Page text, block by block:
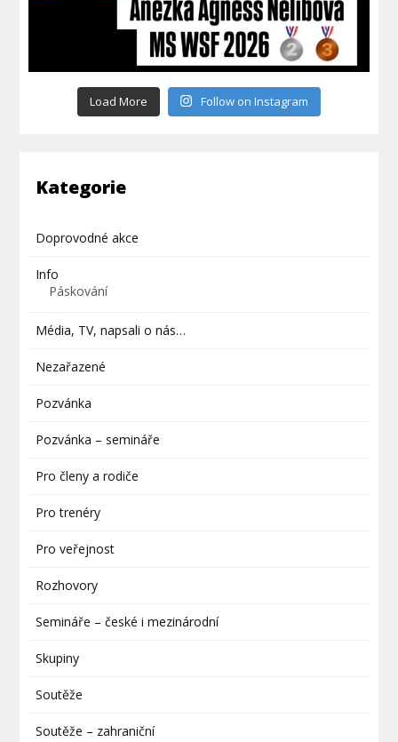
Load More Follow on Instagram
Kategorie
Doprovodné akce
Info
Páskování
Média, TV, napsali o nás…
Nezařazené
Pozvánka
Pozvánka – semináře
Pro členy a rodiče
Pro trenéry
Pro veřejnost
Rozhovory
Semináře – české i mezinárodní
Skupiny
Soutěže
Soutěže – zahraniční